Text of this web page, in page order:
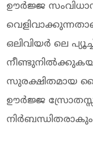
ഊർജ്ജ
ഒലിവിയർ ലെ
സുരക്ഷിതമായ
ഊർജ്ജ